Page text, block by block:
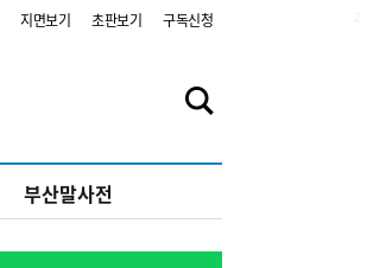
지면보기 초판보기 구독신청
부산말사전